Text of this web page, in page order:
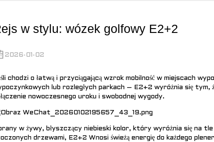
w stylu: wózek golfowy E2+2
2026-01-02
chodzi o łatwą i przyciągającą wzrok mobilność w miejscach
lub rozległych parkach –
E2+2 wyróżnia się tym,
nowoczesnego uroku i swobodnej wygody.
w żywy, błyszczący niebieski kolor, który wyróżnia się na tle
drzewami,
E2+2 Wnosi świeżą energię do każdego